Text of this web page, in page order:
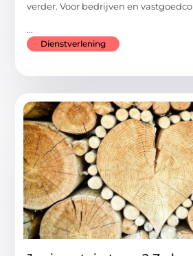
verder. Voor bedrijven en
...
Dienstverlening